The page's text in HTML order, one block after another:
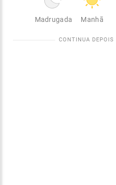
Madrugada Manhã